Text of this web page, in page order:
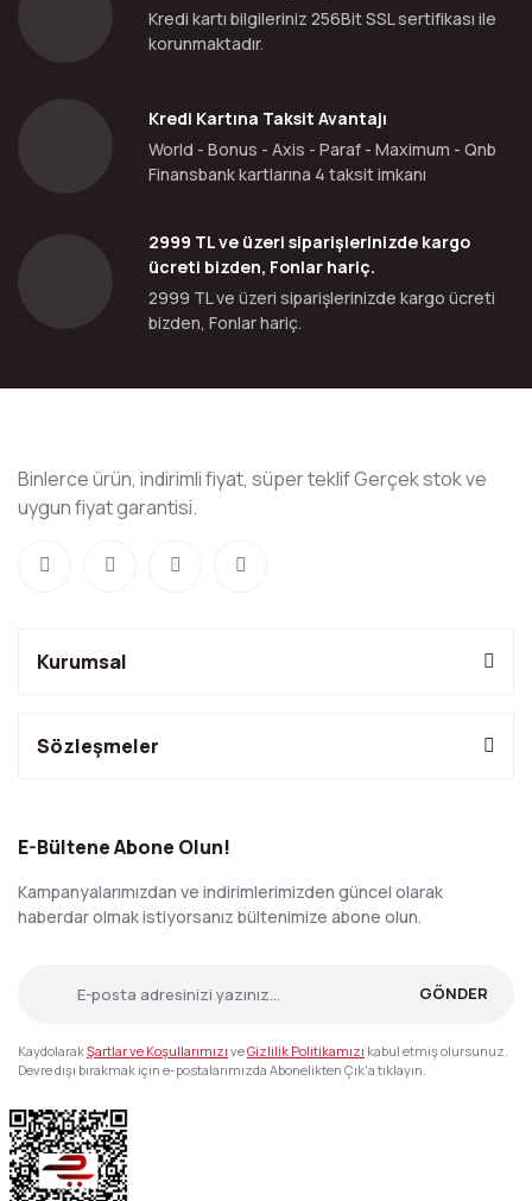
Kredi kartı bilgileriniz 256Bit SSL sertifikası ile
korunmaktadır.
Kredi Kartına Taksit Avantajı
World - Bonus - Axis - Paraf - Maximum - Qnb
Finansbank kartlarına 4 taksit imkanı
2999 TL ve üzeri siparişlerinizde kargo
ücreti bizden, Fonlar hariç.
2999 TL ve üzeri siparişlerinizde kargo ücreti
bizden, Fonlar hariç.
Binlerce ürün, indirimli fiyat, süper teklif Gerçek stok ve
uygun fiyat garantisi.
Kurumsal
Sözleşmeler
E-Bültene Abone Olun!
Kampanyalarımızdan ve indirimlerimizden güncel olarak
haberdar olmak istiyorsanız bültenimize abone olun.
GÖNDER
KaydolarakŞartlar ve Koşullarımızı veGizlilik Politikamızı kabul etmiş olursunuz.
Devre dışı bırakmak için e-postalarımızda Abonelikten Çık'a tıklayın.